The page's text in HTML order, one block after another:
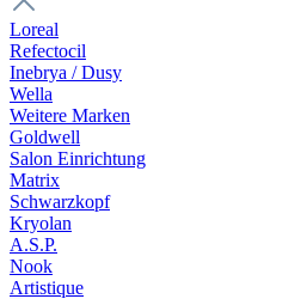
Loreal
Refectocil
Inebrya / Dusy
Wella
Weitere Marken
Goldwell
Salon Einrichtung
Matrix
Schwarzkopf
Kryolan
A.S.P.
Nook
Artistique